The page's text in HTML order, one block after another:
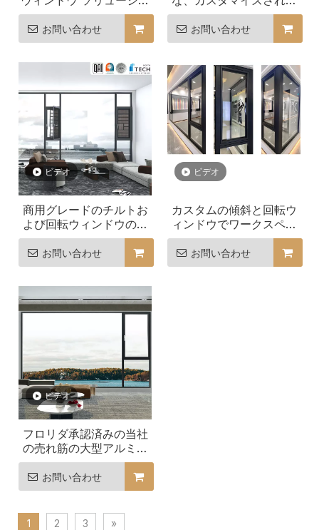
ンでビューを再定義
お問い合わせ
傾斜および回転窓
お問い合わせ
ビデオ
商用グレードのチルトお
よび回転ウィンドウのカ
スタマイズ可能なオプシ
ョン
お問い合わせ
ビデオ
カスタムの傾斜と回転ウ
ィンドウでワークスペー
スを変革
お問い合わせ
ビデオ
フロリダ承認済みの当社
の売れ筋の大型アルミニ
ウム開き窓をご覧くださ
い
お問い合わせ
1 2 3 »